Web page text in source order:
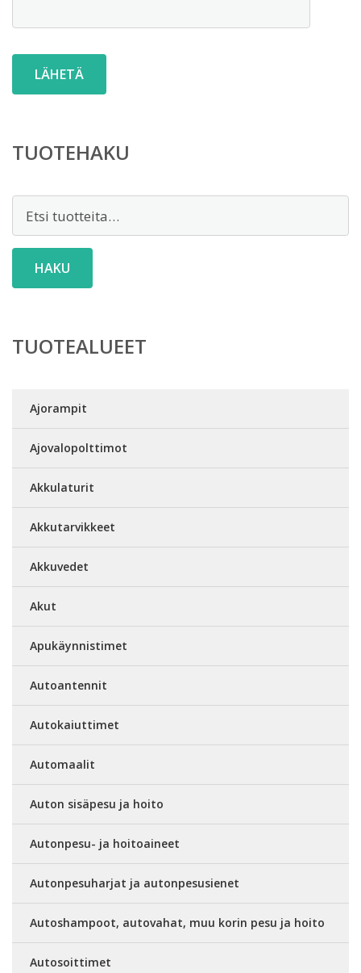
TUOTEHAKU
HAKU
TUOTEALUEET
Ajorampit
Ajovalopolttimot
Akkulaturit
Akkutarvikkeet
Akkuvedet
Akut
Apukäynnistimet
Autoantennit
Autokaiuttimet
Automaalit
Auton sisäpesu ja hoito
Autonpesu- ja hoitoaineet
Autonpesuharjat ja autonpesusienet
Autoshampoot, autovahat, muu korin pesu ja hoito
Autosoittimet